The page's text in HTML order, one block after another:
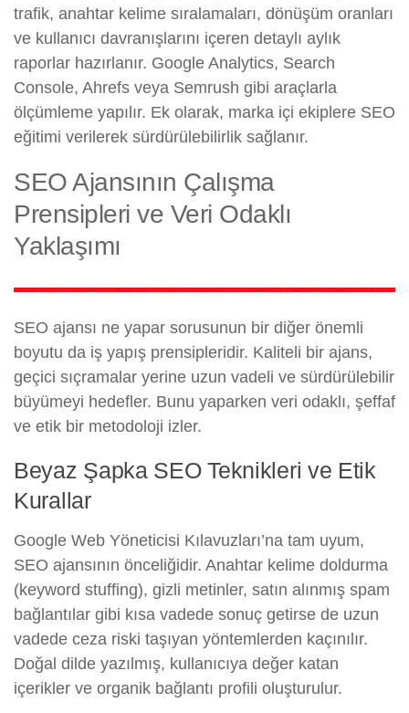
trafik, anahtar kelime sıralamaları, dönüşüm oranları
ve kullanıcı davranışlarını içeren detaylı aylık
raporlar hazırlanır. Google Analytics, Search
Console, Ahrefs veya Semrush gibi araçlarla
ölçümleme yapılır. Ek olarak, marka içi ekiplere SEO
eğitimi verilerek sürdürülebilirlik sağlanır.
SEO Ajansının Çalışma
Prensipleri ve Veri Odaklı
Yaklaşımı
SEO ajansı ne yapar sorusunun bir diğer önemli
boyutu da iş yapış prensipleridir. Kaliteli bir ajans,
geçici sıçramalar yerine uzun vadeli ve sürdürülebilir
büyümeyi hedefler. Bunu yaparken veri odaklı, şeffaf
ve etik bir metodoloji izler.
Beyaz Şapka SEO Teknikleri ve Etik
Kurallar
Google Web Yöneticisi Kılavuzları’na tam uyum,
SEO ajansının önceliğidir. Anahtar kelime doldurma
(keyword stuffing), gizli metinler, satın alınmış spam
bağlantılar gibi kısa vadede sonuç getirse de uzun
vadede ceza riski taşıyan yöntemlerden kaçınılır.
Doğal dilde yazılmış, kullanıcıya değer katan
içerikler ve organik bağlantı profili oluşturulur.